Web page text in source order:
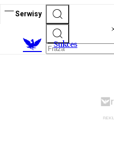
Serwisy
Sukces